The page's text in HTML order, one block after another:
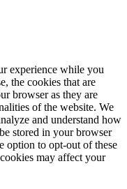
experience while you
the cookies that are
browser as they are
of the website. We
and understand how
stored in your browser
option to opt-out of these
may affect your